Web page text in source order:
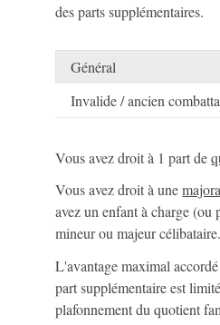
des parts supplémentaires.
Général
Invalide / ancien
Vous avez droit à 1 part de
Vous avez droit à une
avez un enfant à charge
mineur ou majeur célibataire.
L'avantage maximal
part supplémentaire est
plafonnement du quotient